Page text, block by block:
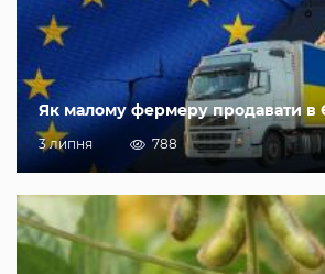
Як малому фермеру продавати в
3 липня 788